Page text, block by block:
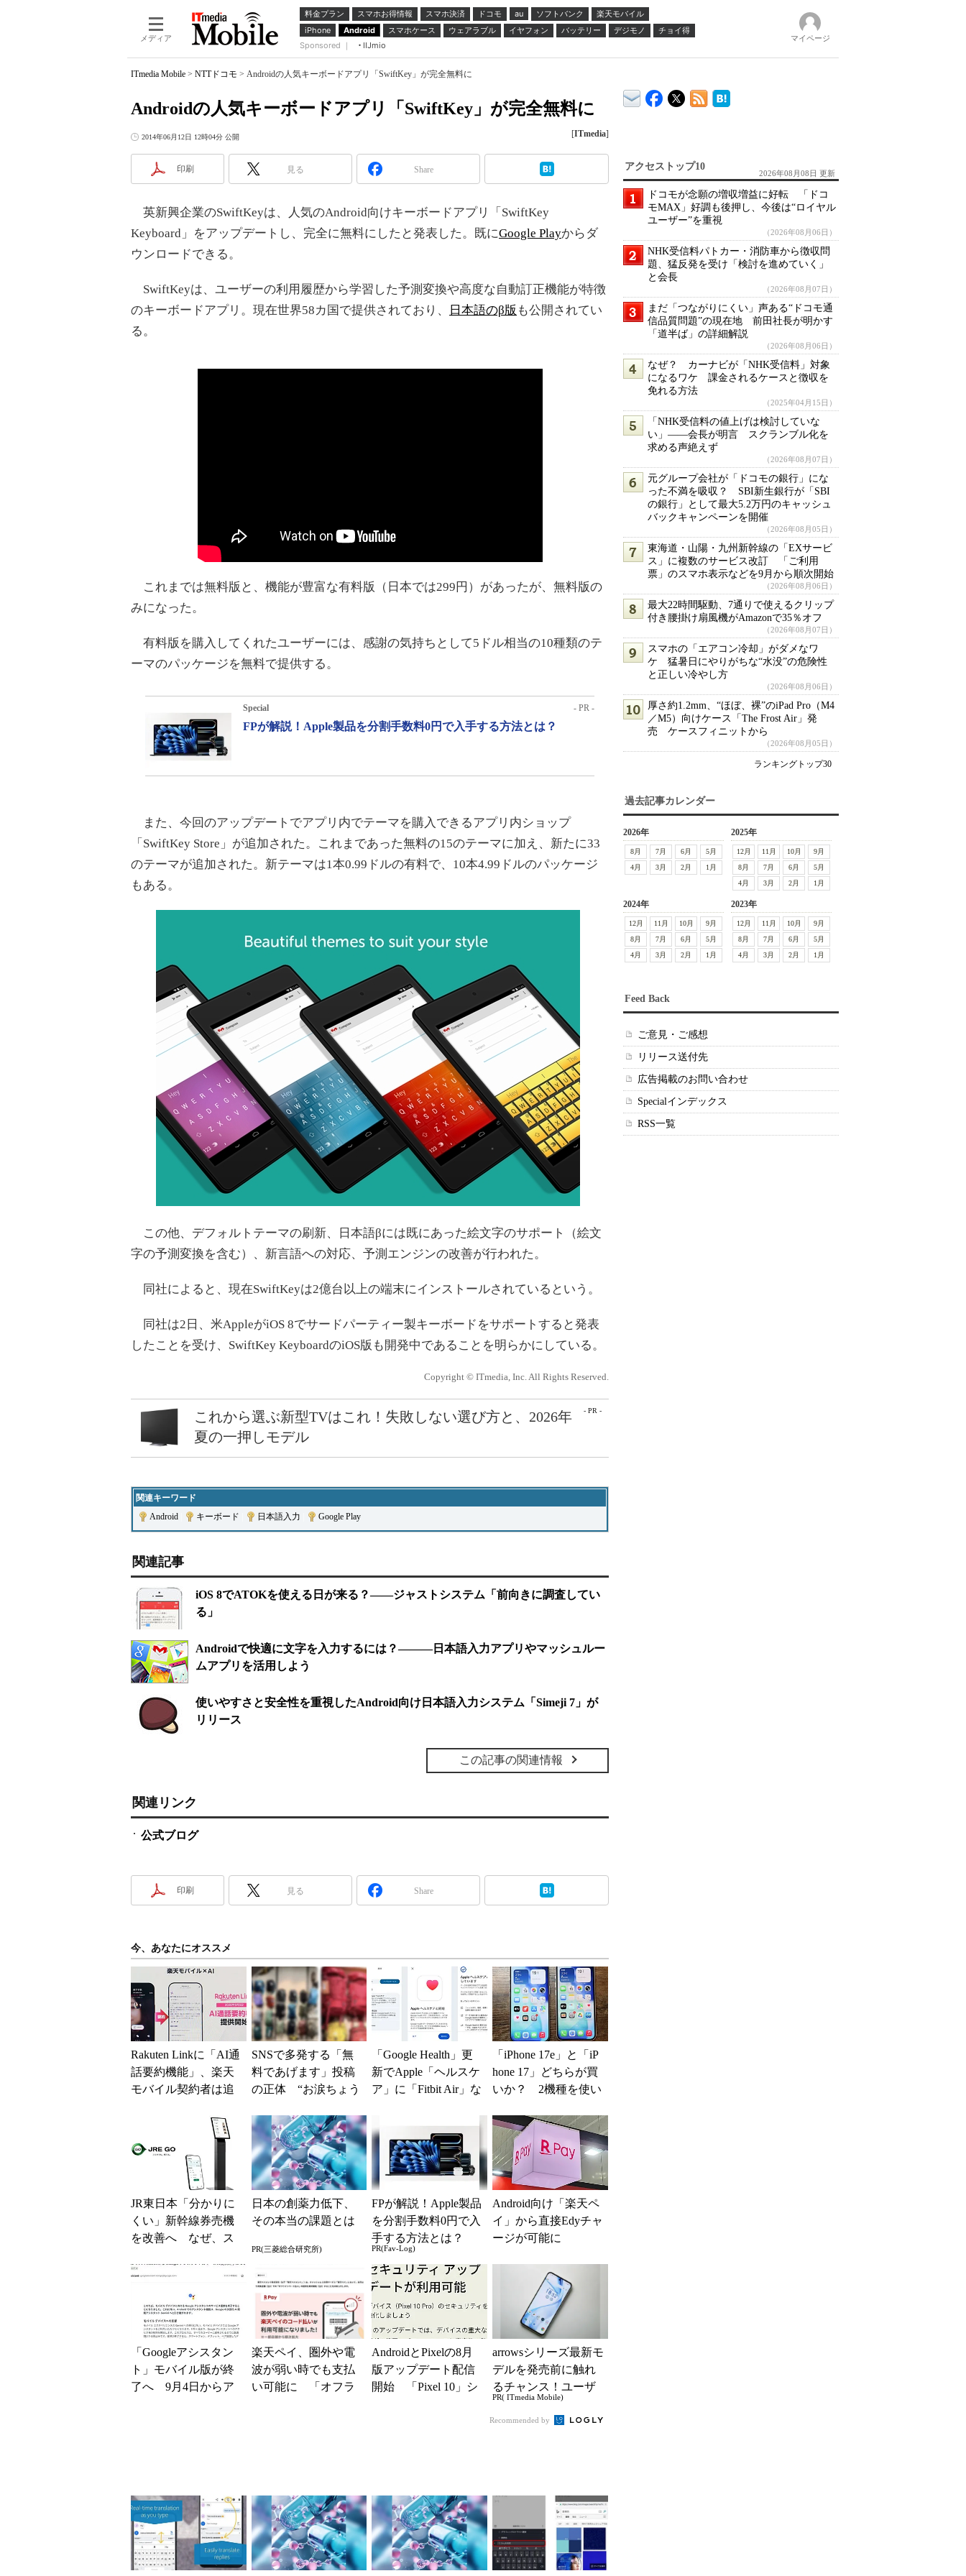
メディア
料金プラン スマホお得情報 スマホ決済 ドコモ au ソフトバンク
楽天モバイル
iPhone
Android スマホケース ウェアラブル イヤフォン バッテリー デジモノ
チョイ得
Sponsored ｜
IIJmio
マイページ
ITmedia Mobile > NTTドコモ > Androidの人気キーボードアプリ「SwiftKey」が完全無料に
Androidの人気キーボードアプリ「SwiftKey」が完全無料に
2014年06月12日 12時04分 公開 [ITmedia]
印刷 見る Share
英新興企業のSwiftKeyは、人気のAndroid向けキーボードアプリ「SwiftKey
Keyboard」をアップデートし、完全に無料にしたと発表した。既にGoogle Playからダ
ウンロードできる。
SwiftKeyは、ユーザーの利用履歴から学習した予測変換や高度な自動訂正機能が特徴
のキーボードアプリ。現在世界58カ国で提供されており、
日本語のβ版 も公開されてい
る。
これまでは無料版と、機能が豊富な有料版（日本では299円）があったが、無料版の
みになった。
有料版を購入してくれたユーザーには、感謝の気持ちとして5ドル相当の10種類のテ
ーマのパッケージを無料で提供する。
Special - PR -
FPが解説！Apple製品を分割手数料0円で入手する方法とは？
また、今回のアップデートでアプリ内でテーマを購入できるアプリ内ショップ
「SwiftKey Store」が追加された。これまであった無料の15のテーマに加え、新たに33
のテーマが追加された。新テーマは1本0.99ドルの有料で、10本4.99ドルのパッケージ
もある。
この他、デフォルトテーマの刷新、日本語βには既にあった絵文字のサポート（絵文
字の予測変換を含む）、新言語への対応、予測エンジンの改善が行われた。
同社によると、現在SwiftKeyは2億台以上の端末にインストールされているという。
同社は2日、米AppleがiOS 8でサードパーティー製キーボードをサポートすると発表
したことを受け、SwiftKey KeyboardのiOS版も開発中であることを明らかにしている。
Copyright © ITmedia, Inc. All Rights Reserved.
- PR -
これから選ぶ新型TVはこれ！失敗しない選び方と、2026年
夏の一押しモデル
関連キーワード
Android
キーボード 日本語入力 Google Play
関連記事
iOS 8でATOKを使える日が来る？――ジャストシステム「前向きに調査してい
る」
Androidで快適に文字を入力するには？―――日本語入力アプリやマッシュルー
ムアプリを活用しよう
使いやすさと安全性を重視したAndroid向け日本語入力システム「Simeji 7」が
リリース
この記事の関連情報
関連リンク
公式ブログ
印刷 見る Share
今、あなたにオススメ
Rakuten Linkに「AI通
話要約機能」、楽天
モバイル契約者は追
SNSで多発する「無
料であげます」投稿
の正体 “お涙ちょう
NEへ誘導するカラ
ク...
「Google Health」更
新でApple「ヘルスケ
ア」に「Fitbit Air」な
「iPhone 17e」と「iP
hone 17」どちらが買
いか？ 2機種を使い
ッ...
JR東日本「分かりに
くい」新幹線券売機
を改善へ なぜ、ス
の最短1分購入」を実
日本の創薬力低下、
その本当の課題とは
PR(三菱総合研究所)
FPが解説！Apple製品
を分割手数料0円で入
手する方法とは？
PR(Fav-Log)
Android向け「楽天ペ
イ」から直接Edyチャ
ージが可能に
「Googleアシスタン
ト」モバイル版が終
了へ 9月4日からア
楽天ペイ、圏外や電
波が弱い時でも支払
い可能に 「オフラ
AndroidとPixelの8月
版アップデート配信
開始 「Pixel 10」シ
arrowsシリーズ最新モ
デルを発売前に触れ
るチャンス！ユーザ
ー座談会開催
PR( ITmedia Mobile)
Recommended by
アクセストップ10
2026年08月08日 更新
ドコモが念願の増収増益に好転 「ドコ
モMAX」好調も後押し、今後は“ロイヤル
ユーザー”を重視
（2026年08月06日）
NHK受信料パトカー・消防車から徴収問
題、猛反発を受け「検討を進めていく」
と会長
（2026年08月07日）
まだ「つながりにくい」声ある“ドコモ通
信品質問題”の現在地 前田社長が明かす
「道半ば」の詳細解説
（2026年08月06日）
なぜ？ カーナビが「NHK受信料」対象
になるワケ 課金されるケースと徴収を
免れる方法
（2025年04月15日）
「NHK受信料の値上げは検討していな
い」――会長が明言 スクランブル化を
求める声絶えず
（2026年08月07日）
元グループ会社が「ドコモの銀行」にな
った不満を吸収？ SBI新生銀行が「SBI
の銀行」として最大5.2万円のキャッシュ
バックキャンペーンを開催
（2026年08月05日）
東海道・山陽・九州新幹線の「EXサービ
ス」に複数のサービス改訂 「ご利用
票」のスマホ表示などを9月から順次開始
（2026年08月06日）
最大22時間駆動、7通りで使えるクリップ
付き腰掛け扇風機がAmazonで35％オフ
（2026年08月07日）
スマホの「エアコン冷却」がダメなワ
ケ 猛暑日にやりがちな“水没”の危険性
と正しい冷やし方
（2026年08月06日）
厚さ約1.2mm、“ほぼ、裸”のiPad Pro（M4
／M5）向けケース「The Frost Air」発
売 ケースフィニットから
（2026年08月05日）
ランキングトップ30
過去記事カレンダー
2026年
8月 7月 6月
5月
4月
3月 2月 1月
2025年
12月 11月 10月
9月
8月
7月 6月
5月
4月
3月 2月 1月
2024年
12月 11月 10月
9月
8月
7月 6月
5月
4月
3月 2月 1月
2023年
12月 11月 10月
9月
8月
7月 6月
5月
4月
3月 2月 1月
Feed Back
ご意見・ご感想
リリース送付先
広告掲載のお問い合わせ
Specialインデックス
RSS一覧